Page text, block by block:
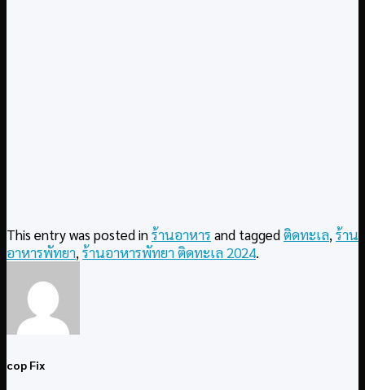
This entry was posted inร้านอาหาร and taggedติดทะเล,ร้าน
อาหารพัทยา,ร้านอาหารพัทยา ติดทะเล 2024.
cop Fix